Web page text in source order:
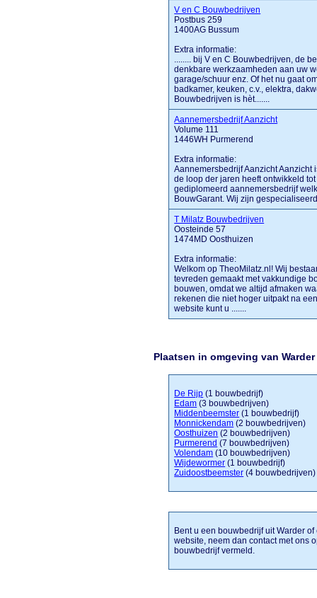
V en C Bouwbedrijven
Postbus 259
1400AG Bussum
Extra informatie:
........ bij V en C Bouwbedrijven, de
denkbare werkzaamheden aan uw
garage/schuur enz. Of het nu gaat
badkamer, keuken, c.v., elektra,
Bouwbedrijven is hèt.......
Aannemersbedrijf Aanzicht
Volume 111
1446WH Purmerend
Extra informatie:
Aannemersbedrijf Aanzicht
de loop der jaren heeft ontwikkeld
gediplomeerd aannemersbedrijf
BouwGarant. Wij zijn
T Milatz Bouwbedrijven
Oosteinde 57
1474MD Oosthuizen
Extra informatie:
Welkom op TheoMilatz.nl! Wij
tevreden gemaakt met vakkundige
bouwen, omdat we altijd afmaken
rekenen die niet hoger uitpakt na
website kunt u .......
Plaatsen in omgeving van Warder
De Rijp (1 bouwbedrijf)
Edam (3 bouwbedrijven)
Middenbeemster (1 bouwbedrijf)
Monnickendam (2 bouwbedrijven)
Oosthuizen (2 bouwbedrijven)
Purmerend (7 bouwbedrijven)
Volendam (10 bouwbedrijven)
Wijdewormer (1 bouwbedrijf)
Zuidoostbeemster (4 bouwbedrijven)
Bent u een bouwbedrijf uit Warder
website, neem dan contact met ons
bouwbedrijf vermeld.